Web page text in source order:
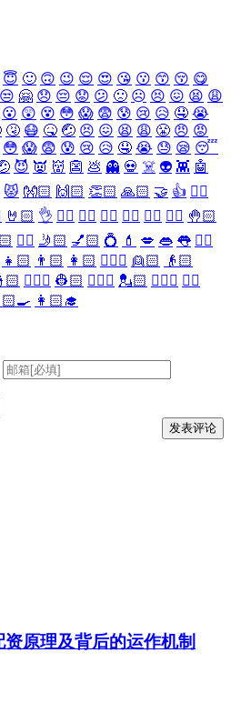
😇 🙂 🙃 😉 😌 😍 😘 😗 😙 😚 😋
😒 🤗 😞 😔 😟 😕 🙁 ☹️ 😣 😖 😫 😩
😮 😲 😵 😳 😱 😨 😰 😢 😥 🤤 😭
🤧 😷 🤒 🤕 😣 😖 😫 😩 😤 😠 😡
😳 😱 😨 😰 😢 😥 🤤 😭 😓 😪 😴
😈 👿 👹 👺 💩 👻 💀 ☠️ 👽 👾 🤖
😾 👐🏻 🙌🏻 👏🏻 🙏🏻 🤝 👍 👎🏻
🤘🏻 👌 👈🏻 👉🏻 👆🏻 👇🏻 ☝🏻 ✋🏻 🤚🏻
✍🏻 🤳🏻 💅🏻 💍 💄 💋 👄 👅 👂🏻
👧🏻 👨🏻 👩🏻 👱🏻‍♀️ 👱🏻
👴🏻
👷🏻‍♀️ 👷🏻 💂🏻‍♀️ 💂🏻 🕵🏻‍♀️ 🕵🏻
👩🏻‍🎓
原理及背后的运作机制